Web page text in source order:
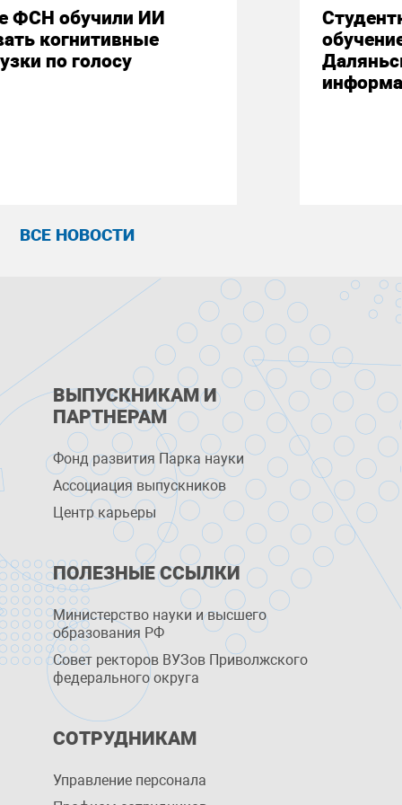
ФСН обучили ИИ
когнитивные
по голосу
ВСЕ НОВОСТИ
ВЫПУСКНИКАМ И
ПАРТНЕРАМ
Фонд развития Парка науки
Ассоциация выпускников
Центр карьеры
ПОЛЕЗНЫЕ ССЫЛКИ
Министерство науки и высшего
образования РФ
Совет ректоров ВУЗов Приволжского
федерального округа
СОТРУДНИКАМ
Управление персоналa